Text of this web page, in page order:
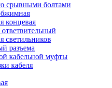
срывными болтами
концевая
светильников
разъема
кабельной муфты
кабеля